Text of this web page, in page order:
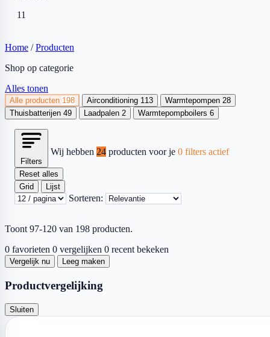
11
Home / Producten
Shop op categorie
Alles tonen
Alle producten 198 Airconditioning 113 Warmtepompen 28
Thuisbatterijen 49 Laadpalen 2 Warmtepompboilers 6
Filters
Wij hebben 24 producten voor je 0 filters actief
Reset alles
Grid
Lijst
Sorteren:
Toont 97-120 van 198 producten.
0 favorieten 0 vergelijken 0 recent bekeken
Vergelijk nu Leeg maken
Productvergelijking
Sluiten